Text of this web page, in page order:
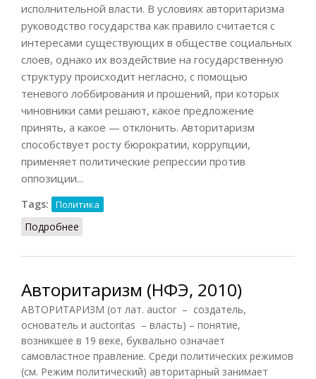
исполнительной власти. В условиях авторитаризма
руководство государства как правило считается с
интересами существующих в обществе социальных
слоев, однако их воздействие на государственную
структуру происходит негласно, с помощью
теневого лоббирования и прошений, при которых
чиновники сами решают, какое предложение
принять, а какое — отклонить. Авторитаризм
способствует росту бюрократии, коррупции,
применяет политические репрессии против
оппозиции...
Tags: Политика
Подробнее
Авторитаризм (НФЭ, 2010)
АВТОРИТАРИЗМ (от лат. auctor – создатель,
основатель и auctoritas – власть) – понятие,
возникшее в 19 веке, буквально означает
самовластное правление. Среди политических режимов
(см. Режим политический) авторитарный занимает